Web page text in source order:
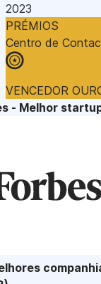
2023
PRÉMIOS
Centro de
VENCEDOR
- Melhor